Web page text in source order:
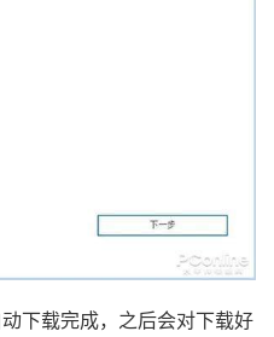
下载完成，之后会对下载好